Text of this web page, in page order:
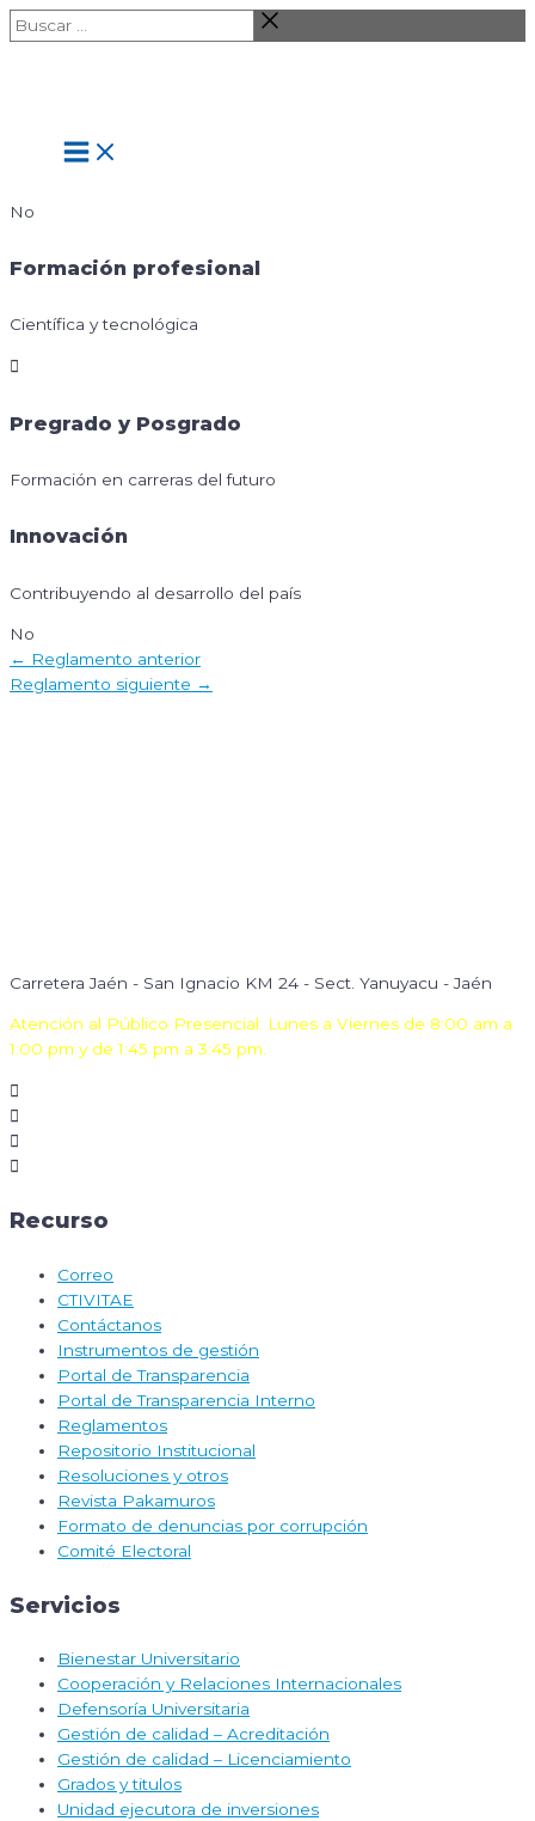
Ir
al
Buscar
…
Main
Menu
No
Formación profesional
Científica y tecnológica
Pregrado y Posgrado
Formación en carreras del futuro
Innovación
Contribuyendo al desarrollo del país
No
Navegación
de
← Reglamento anterior
Reglamento siguiente →
Carretera Jaén - San Ignacio KM 24 - Sect. Yanuyacu - Jaén
Atención al Público Presencial: Lunes a Viernes de 8:00 am a
1:00 pm y de 1:45 pm a 3:45 pm.
Recurso
Correo
CTIVITAE
Contáctanos
Instrumentos de gestión
Portal de Transparencia
Portal de Transparencia Interno
Reglamentos
Repositorio Institucional
Resoluciones y otros
Revista Pakamuros
Formato de denuncias por corrupción
Comité Electoral
Servicios
Bienestar Universitario
Cooperación y Relaciones Internacionales
Defensoría Universitaria
Gestión de calidad – Acreditación
Gestión de calidad – Licenciamiento
Grados y titulos
Unidad ejecutora de inversiones